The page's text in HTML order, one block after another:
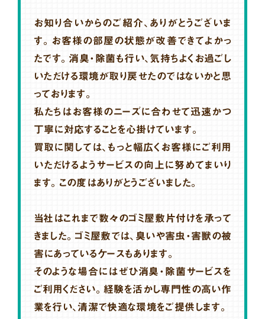
お知り合いからのご紹介、ありがとうございま
す。お客様の部屋の状態が改善できてよかっ
たです。消臭・除菌も行い、気持ちよくお過ごし
いただける環境が取り戻せたのではないかと思
っております。
私たちはお客様のニーズに合わせて迅速かつ
丁寧に対応することを心掛けています。
買取に関しては、もっと幅広くお客様にご利用
いただけるようサービスの向上に努めてまいり
ます。この度はありがとうございました。
当社はこれまで数々のゴミ屋敷片付けを承って
きました。ゴミ屋敷では、臭いや害虫・害獣の被
害にあっているケースもあります。
そのような場合にはぜひ消臭・除菌サービスを
ご利用ください。経験を活かし専門性の高い作
業を行い、清潔で快適な環境をご提供します。